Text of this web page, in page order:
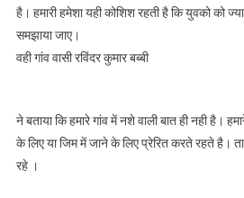
है। हमारी हमेशा यही कोशिश रहती है कि युवको को
समझाया जाए।
वही गांव वासी रविंदर कुमार बब्बी
ने बताया कि हमारे गांव में नशे वाली बात ही नही है।
के लिए या जिम में जाने के लिए प्रेरित करते रहते है।
रहे ।